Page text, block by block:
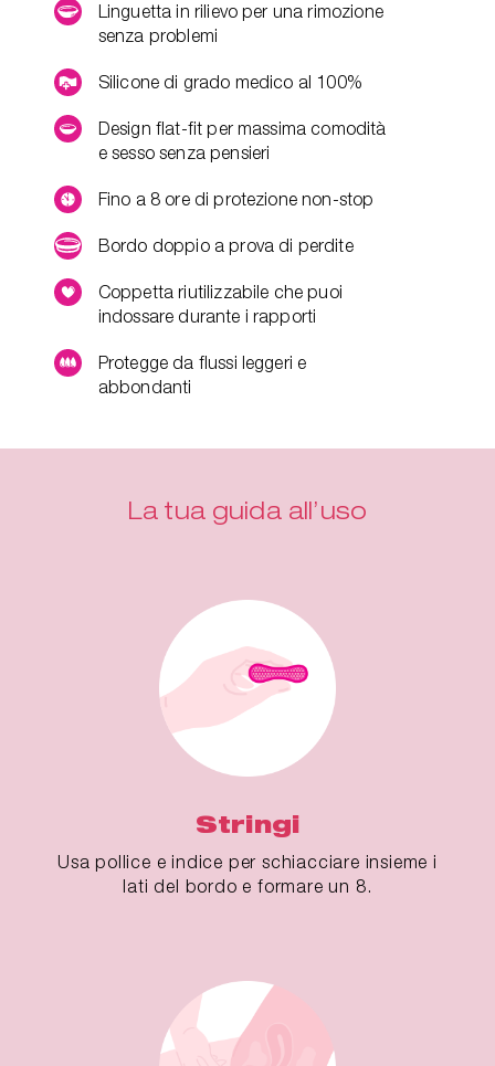
Linguetta in rilievo per una rimozione
senza problemi
Silicone di grado medico al 100%
Design flat-fit per massima comodità
e sesso senza pensieri
Fino a 8 ore di protezione non-stop
Bordo doppio a prova di perdite
Coppetta riutilizzabile che puoi
indossare durante i rapporti
Protegge da flussi leggeri e
abbondanti
La tua guida all’uso
Stringi
Usa pollice e indice per schiacciare insieme i
lati del bordo e formare un 8.